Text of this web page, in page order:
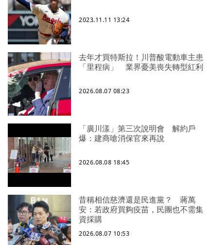
2023.11.11 13:24
去年才買特斯拉！川普酸電動車主患
「里程病」 業界憂美喪失轉型紅利
2026.08.07 08:23
「廣川漾」第三次說明會 解約戶
爆：建商嗆消保官來再說
2026.08.08 18:45
昔稱相信慈濟還是民進黨？ 蔣萬
安：若政府買夠疫苗，民團也不需集
資採購
2026.08.07 10:53